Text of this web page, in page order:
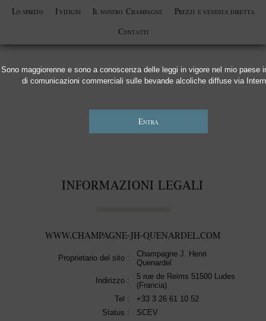
Lo spirito I vitigni Il nostro Champagne Prezzi e vendita diretta
Contatti
INFORMAZIONI LEGALI
WWW.CHAMPAGNE-JH-QUENARDEL.COM
Proprietario del sito :
Champagne J. Henri
Quenardel
Indirizzo :
5 rue de Reims 51500 Ludes
(Francia)
Tel :
+33 3 26 61 10 52
Status :
SCEV
Sono maggiorenne e sono a conoscenza delle leggi in vigore nel mio paese
di comunicazioni commerciali sulle bevande alcoliche diffuse via